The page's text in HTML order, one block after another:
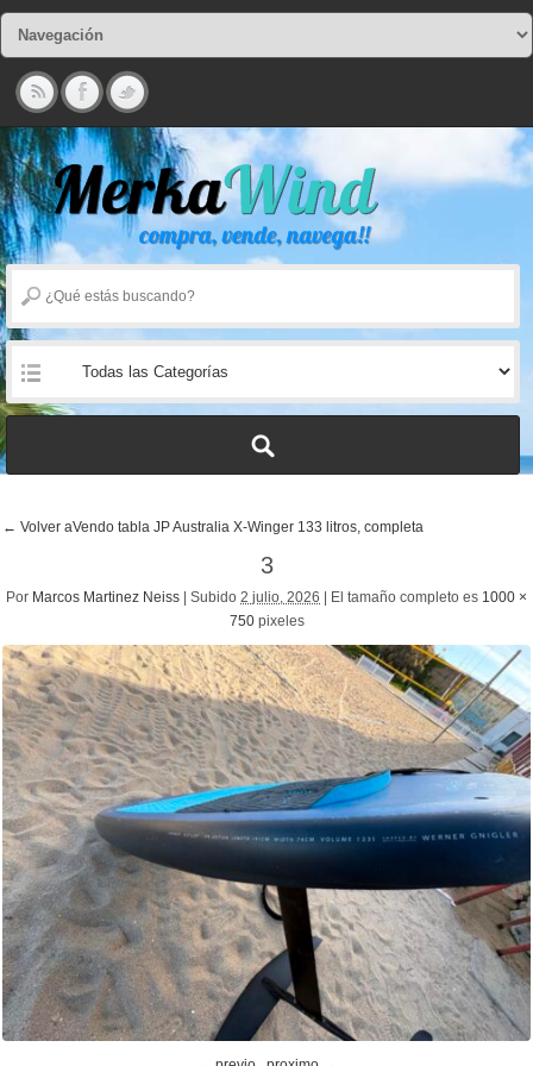
← Volver aVendo tabla JP Australia X-Winger 133 litros, completa
3
Por Marcos Martinez Neiss Subido 2 julio, 2026 El tamaño completo es 1000 ×
750pixeles